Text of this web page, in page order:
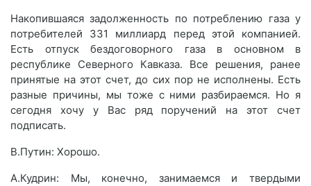
Накопившаяся задолженность по потреблению газа у
потребителей 331 миллиард перед этой компанией.
Есть отпуск бездоговорного газа в основном в
республике Северного Кавказа. Все решения, ранее
принятые на этот счет, до сих пор не исполнены. Есть
разные причины, мы тоже с ними разбираемся. Но я
сегодня хочу у Вас ряд поручений на этот счет
подписать.
В.Путин: Хорошо.
А.Кудрин: Мы, конечно, занимаемся и твердыми